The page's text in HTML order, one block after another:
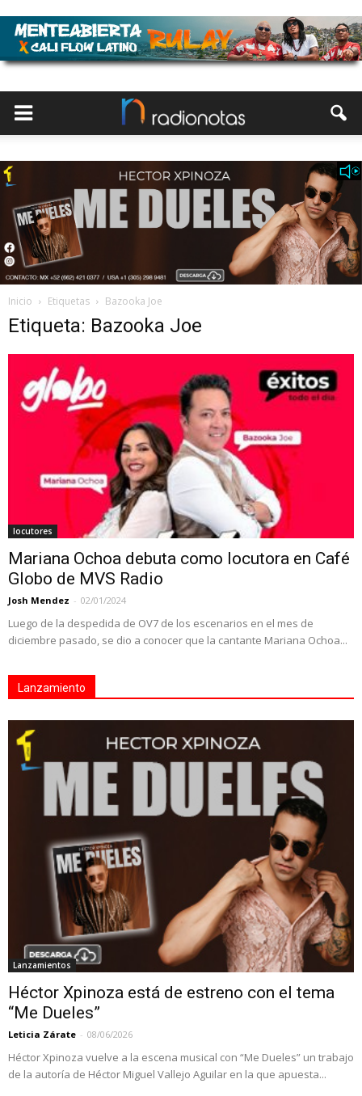
Inicio Etiquetas Bazooka Joe
Etiqueta: Bazooka Joe
locutores
Mariana Ochoa debuta como locutora en Café
Globo de MVS Radio
Josh Mendez - 02/01/2024
Luego de la despedida de OV7 de los escenarios en el mes de
diciembre pasado, se dio a conocer que la cantante Mariana Ochoa...
Lanzamiento
Lanzamientos
Héctor Xpinoza está de estreno con el tema
“Me Dueles”
Leticia Zárate - 08/06/2026
Héctor Xpinoza vuelve a la escena musical con “Me Dueles” un trabajo
de la autoría de Héctor Miguel Vallejo Aguilar en la que apuesta...